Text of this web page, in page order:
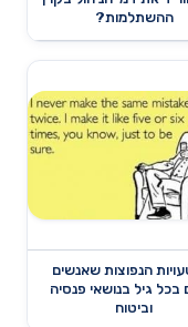
ההשתלמות?
הנפוצות שאנשים
בכל גיל בנושאי פנסיה
וביטוח